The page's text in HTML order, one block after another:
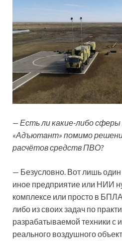
— Есть ли какие-либо
«Адъютант» помимо
расчётов средств ПВО?
— Безусловно. Вот лишь один
иное предприятие или НИИ
комплексе или просто в
либо из своих задач по
разрабатываемой техники с
реального воздушного